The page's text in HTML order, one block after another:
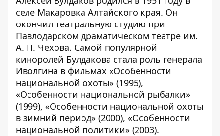
селе Макаровка Алтайского края. Он
окончил театральную студию при
Павлодарском драматическом театре им.
А. П. Чехова. Самой популярной
киноролей Булдакова стала роль генерала
Иволгина в фильмах «Особенности
национальной охоты» (1995),
«Особенности национальной рыбалки»
(1999), «Особенности национальной охоты
в зимний период» (2000), «Особенности
национальной политики» (2003).